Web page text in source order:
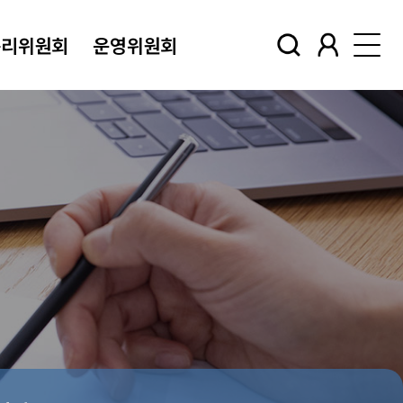
위원회 운영위원회